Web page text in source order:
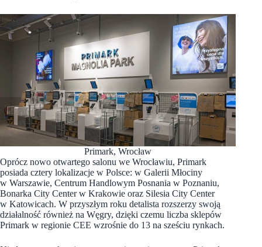
Primark, Wrocław
Oprócz nowo otwartego salonu we Wrocławiu, Primark
posiada cztery lokalizacje w Polsce: w Galerii Młociny
w Warszawie, Centrum Handlowym Posnania w Poznaniu,
Bonarka City Center w Krakowie oraz Silesia City Center
w Katowicach. W przyszłym roku detalista rozszerzy swoją
działalność również na Węgry, dzięki czemu liczba sklepów
Primark w regionie CEE wzrośnie do 13 na sześciu rynkach.